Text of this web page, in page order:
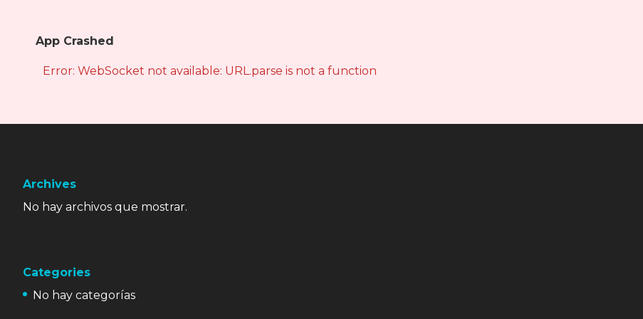
App Crashed
Error: WebSocket not available: URL.parse is not a function
Archives
No hay archivos que mostrar.
Categories
No hay categorías